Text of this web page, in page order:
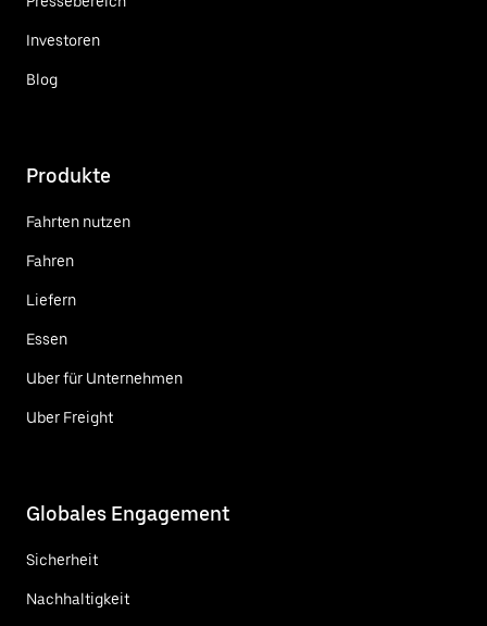
Investoren
Blog
Produkte
Fahrten nutzen
Fahren
Liefern
Essen
Uber für Unternehmen
Uber Freight
Globales Engagement
Sicherheit
Nachhaltigkeit